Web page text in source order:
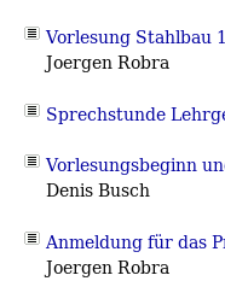
Vorlesung Stahlbau
Joergen Robra
Sprechstunde
Vorlesungsbeginn
Denis Busch
Anmeldung für das
Joergen Robra